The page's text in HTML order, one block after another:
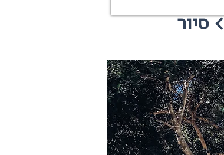
סיור